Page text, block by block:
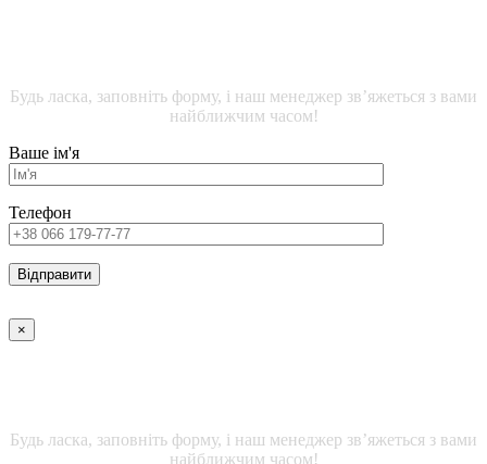
Будь ласка, заповніть форму, і наш менеджер зв’яжеться з вами
найближчим часом!
Ваше ім'я
Телефон
×
Будь ласка, заповніть форму, і наш менеджер зв’яжеться з вами
найближчим часом!